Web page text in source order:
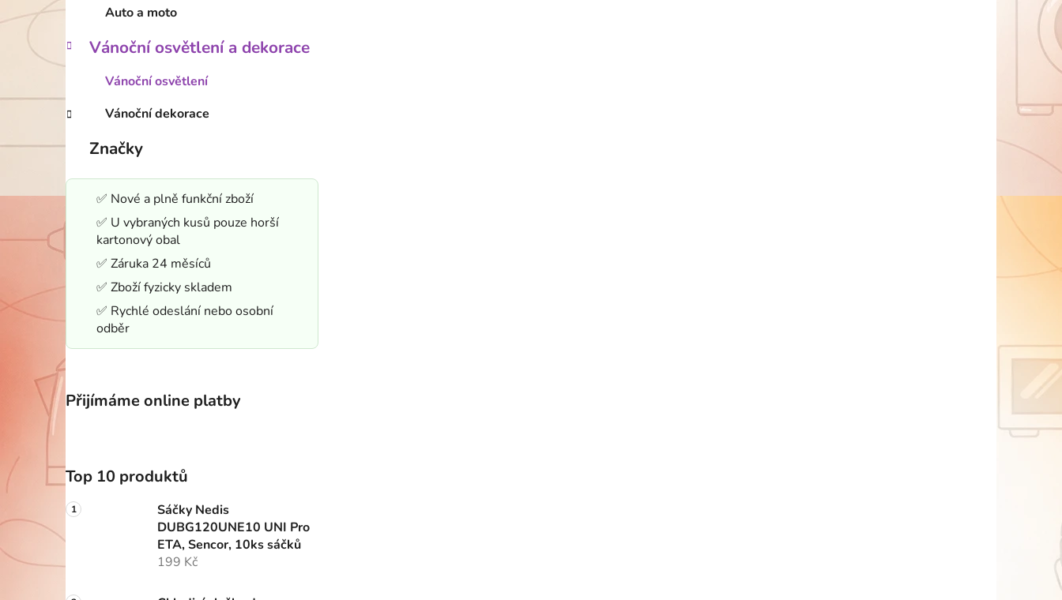
Auto a moto
Vánoční osvětlení a dekorace
Vánoční osvětlení
Vánoční dekorace
Značky
✅ Nové a plně funkční zboží
✅ U vybraných kusů pouze horší
kartonový obal
✅ Záruka 24 měsíců
✅ Zboží fyzicky skladem
✅ Rychlé odeslání nebo osobní
odběr
Přijímáme online platby
Top 10 produktů
Sáčky Nedis
DUBG120UNE10 UNI Pro
ETA, Sencor, 10ks sáčků
199 Kč